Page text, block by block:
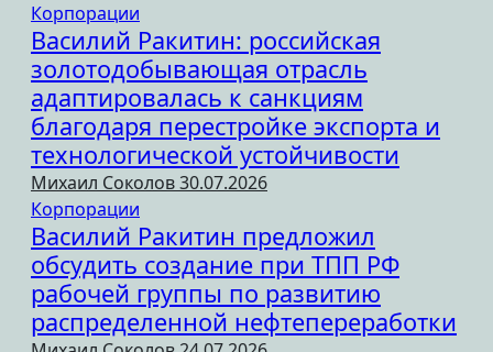
Корпорации
Василий Ракитин: российская
золотодобывающая отрасль
адаптировалась к санкциям
благодаря перестройке экспорта и
технологической устойчивости
Михаил Соколов30.07.2026
Корпорации
Василий Ракитин предложил
обсудить создание при ТПП РФ
рабочей группы по развитию
распределенной нефтепереработки